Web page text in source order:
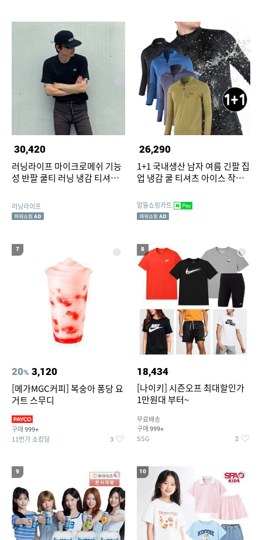
30,420
러닝라이프 마이크로메쉬 기능
성 반팔 쿨티 러닝 냉감 티셔츠
러닝라이프
26,290
1+1 국내생산 남자 여름 긴팔 집
업 냉감 쿨 티셔츠 아이스 작업
알뜰쇼핑카트
7
20% 3,120
[메가MGC커피] 복숭아 퐁당 요
거트 스무디
구매 999+
11번가 쇼킹딜 3
8
18,434
[나이키] 시즌오프 최대할인가
1만원대 부터~
무료배송
구매 999+
SSG 2
9 10